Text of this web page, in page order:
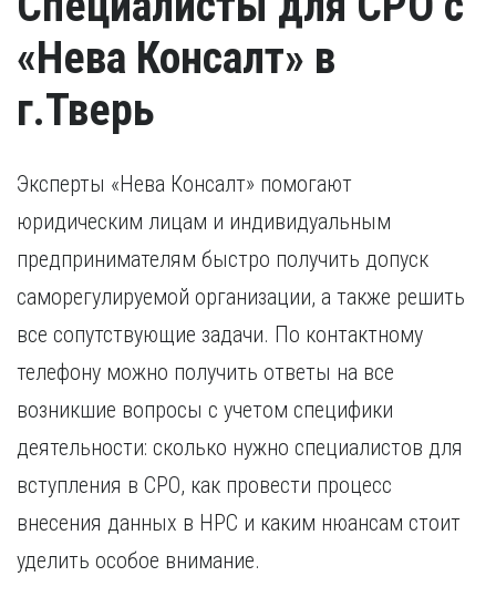
«Нева Консалт» в
г.Тверь
Эксперты «Нева Консалт» помогают
юридическим лицам и индивидуальным
предпринимателям быстро получить допуск
саморегулируемой организации, а также решить
все сопутствующие задачи. По контактному
телефону можно получить ответы на все
возникшие вопросы с учетом специфики
деятельности: сколько нужно специалистов для
вступления в СРО, как провести процесс
внесения данных в НРС и каким нюансам стоит
уделить особое внимание.